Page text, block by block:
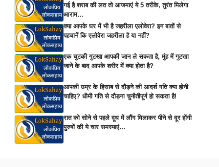
गई है शराब की लत तो आजमाएं ये 5 तरीके, तुरंत मिलेगा
आराम…
क्या आपके घर में भी है जहरीला एलोवेरा? इन बातों से
पहचानें कि एलोवेरा जहरीला है या नहीं?
एक चुटकी गुटखा आपकी जान ले सकता है, मुंह में गुटखा
जाने के बाद आपके शरीर में क्या होता है?
आपकी उम्र के हिसाब से दौड़ने की आदर्श गति क्या होनी
चाहिए? धीमी गति से दौड़ना चुनौतीपूर्ण हो सकता है!
रात को सोने से पहले दूध में लौंग मिलाकर पीने से दूर होंगी
पुरुषों की ये चार समस्याएं…